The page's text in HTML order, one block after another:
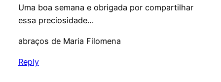
Uma boa semana e obrigada por compartilhar
essa preciosidade…
abraços de Maria Filomena
Reply